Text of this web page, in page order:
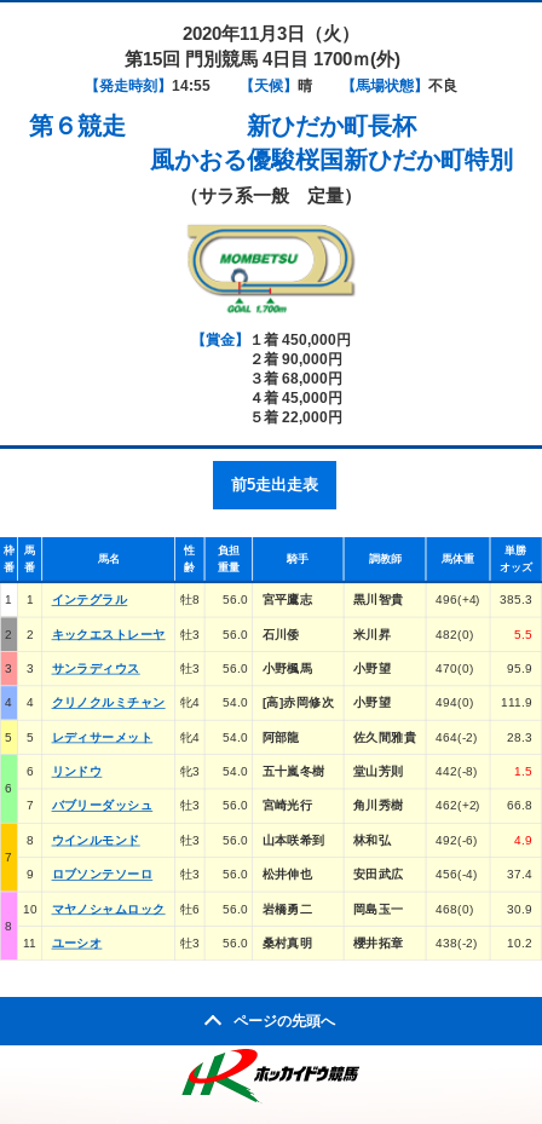
2020年11月3日（火）
第15回 門別競馬 4日目 1700ｍ(外)
【発走時刻】 14:55 【天候】 晴 【馬場状態】 不良
第６競走
新ひだか町長杯
風かおる優駿桜国新ひだか町特別
（サラ系一般 定量）
【賞金】
１着 450,000円
２着 90,000円
３着 68,000円
４着 45,000円
５着 22,000円
前5走出走表
枠
番
馬
番
馬名
性
齢
負担
重量
騎手 調教師 馬体重
単勝
オッズ
1 1 インテグラル 牡8 56.0 宮平鷹志 黒川智貴 496(+4) 385.3
2 2 キックエストレーヤ 牡3 56.0 石川倭 米川昇 482(0) 5.5
3 3 サンラディウス 牡3 56.0 小野楓馬 小野望 470(0) 95.9
4 4 クリノクルミチャン 牝4 54.0 [高]赤岡修次 小野望 494(0) 111.9
5 5 レディサーメット 牝4 54.0 阿部龍 佐久間雅貴 464(-2) 28.3
6
6 リンドウ 牝3 54.0 五十嵐冬樹 堂山芳則 442(-8) 1.5
7 バブリーダッシュ 牡3 56.0 宮崎光行 角川秀樹 462(+2) 66.8
7
8 ウインルモンド 牡3 56.0 山本咲希到 林和弘 492(-6) 4.9
9 ロブソンテソーロ 牡3 56.0 松井伸也 安田武広 456(-4) 37.4
8
10 マヤノシャムロック 牡6 56.0 岩橋勇二 岡島玉一 468(0) 30.9
11 ユーシオ 牡3 56.0 桑村真明 櫻井拓章 438(-2) 10.2
ページの先頭へ